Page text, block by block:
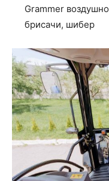
Grammer
брисачи, шибер